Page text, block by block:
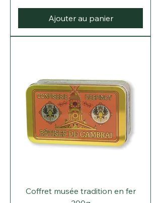
Ajouter au panier
Coffret musée tradition en fer